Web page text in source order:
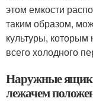
этом емкости
таким образом,
культуры,
всего холодного
Наружные
лежачем